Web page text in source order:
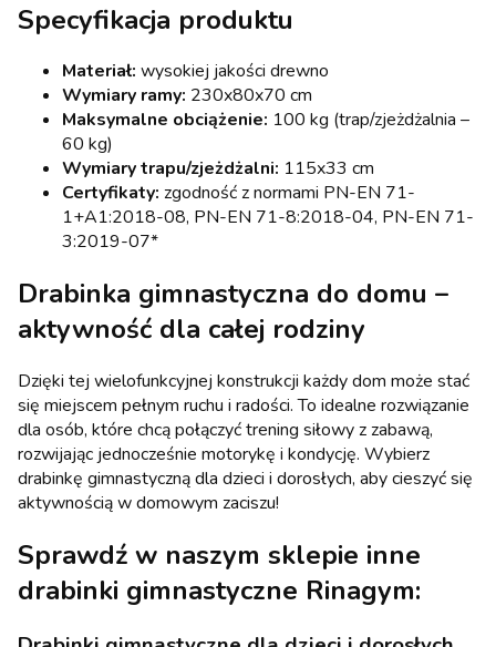
Specyfikacja produktu
Materiał: wysokiej jakości drewno
Wymiary ramy: 230x80x70 cm
Maksymalne obciążenie: 100 kg (trap/zjeżdżalnia –
60 kg)
Wymiary trapu/zjeżdżalni: 115x33 cm
Certyfikaty: zgodność z normami PN-EN 71-
1+A1:2018-08, PN-EN 71-8:2018-04, PN-EN 71-
3:2019-07*
Drabinka gimnastyczna do domu –
aktywność dla całej rodziny
Dzięki tej wielofunkcyjnej konstrukcji każdy dom może stać
się miejscem pełnym ruchu i radości. To idealne rozwiązanie
dla osób, które chcą połączyć trening siłowy z zabawą,
rozwijając jednocześnie motorykę i kondycję. Wybierz
drabinkę gimnastyczną dla dzieci i dorosłych, aby cieszyć się
aktywnością w domowym zaciszu!
Sprawdź w naszym sklepie inne
drabinki gimnastyczne Rinagym: